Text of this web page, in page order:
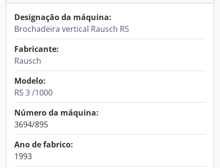
Designação da máquina:
Brochadeira vertical Rausch RS
Fabricante:
Rausch
Modelo:
RS 3 /1000
Número da máquina:
3694/895
Ano de fabrico:
1993